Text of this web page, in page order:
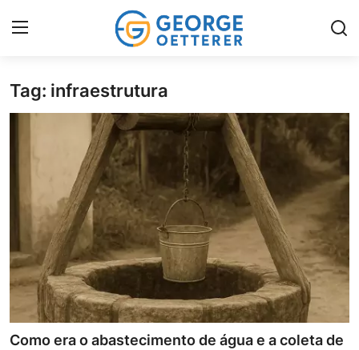
Home
Serviços Locais
História & Cultura
Imóveis & Investimentos
Infraestrutura & Obras
Galeria
Tag: infraestrutura
Como era o abastecimento de água e a coleta de